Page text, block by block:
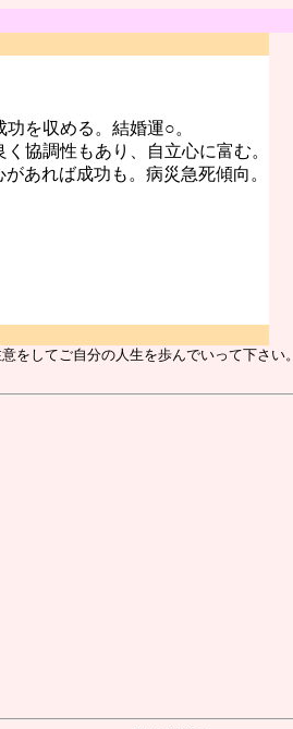
を収める。結婚運○。
協調性もあり、自立心に富む。
あれば成功も。病災急死傾向。
をしてご自分の人生を歩んでいって下さい。